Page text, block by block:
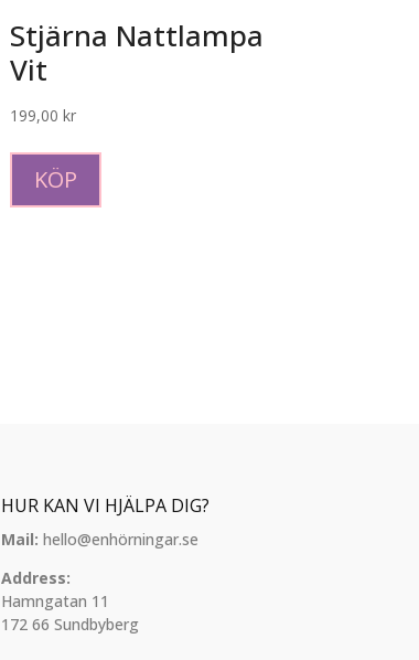
Stjärna Nattlampa
Vit
199,00kr
KÖP
HUR KAN VI HJÄLPA DIG?
Mail: hello@enhörningar.se
Address:
Hamngatan 11
172 66 Sundbyberg